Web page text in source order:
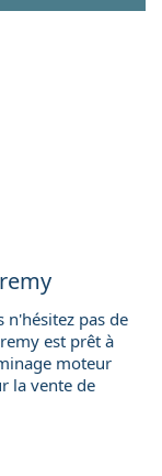
pas de
est prêt à
moteur
la vente de